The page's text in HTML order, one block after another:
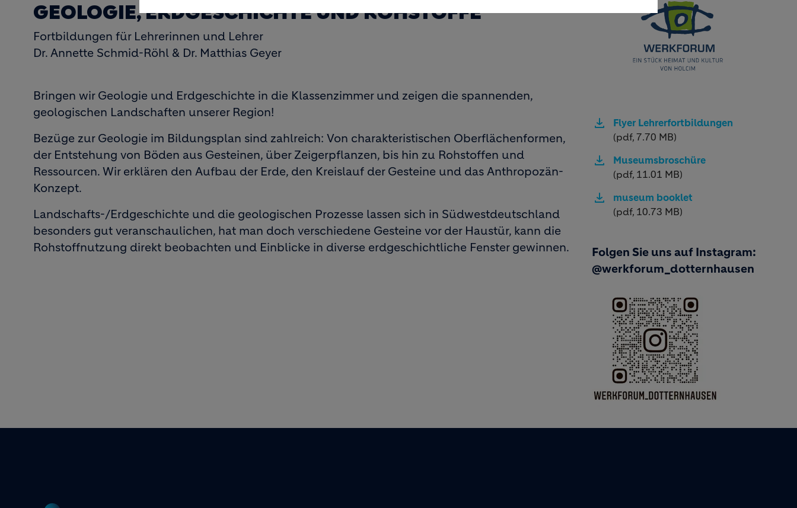
GEOLOGIE, ERDGESCHICHTE UND ROHSTOFFE
Fortbildungen für Lehrerinnen und Lehrer
Dr. Annette Schmid-Röhl & Dr. Matthias Geyer
Bringen wir Geologie und Erdgeschichte in die Klassenzimmer und zeigen die spannenden,
geologischen Landschaften unserer Region!
Bezüge zur Geologie im Bildungsplan sind zahlreich: Von charakteristischen Oberflächenformen,
der Entstehung von Böden aus Gesteinen, über Zeigerpflanzen, bis hin zu Rohstoffen und
Ressourcen. Wir erklären den Aufbau der Erde, den Kreislauf der Gesteine und das Anthropozän-
Konzept.
Landschafts-/Erdgeschichte und die geologischen Prozesse lassen sich in Südwestdeutschland
besonders gut veranschaulichen, hat man doch verschiedene Gesteine vor der Haustür, kann die
Rohstoffnutzung direkt beobachten und Einblicke in diverse erdgeschichtliche Fenster gewinnen.
Image
Flyer Lehrerfortbildungen
(pdf, 7.70 MB)
Museumsbroschüre
(pdf, 11.01 MB)
museum booklet
(pdf, 10.73 MB)
Folgen Sie uns auf Instagram:
@werkforum_dotternhausen
Image